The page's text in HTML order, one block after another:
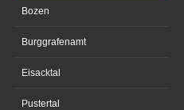
Bozen
Burggrafenamt
Eisacktal
Pustertal